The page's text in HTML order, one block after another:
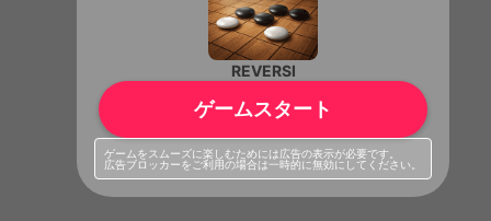
REVERSI
ゲームスタート
ゲームをスムーズに楽しむためには広告の表示が必要です。
広告ブロッカーをご利用の場合は一時的に無効にしてください。